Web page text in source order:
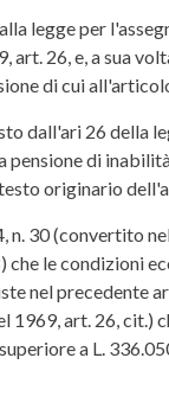
legge per
art. 26, e, a sua
di cui
dall'ari 26 della
di
originario
n. 30 (convertito
che le condizioni
nel precedente
1969, art. 26, cit.)
a L.